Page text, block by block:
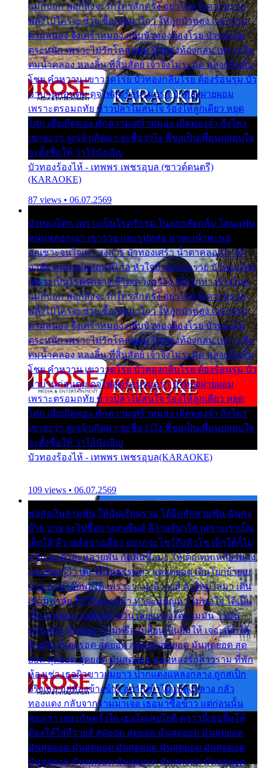
แม่ก็บอก พ่อก็สั่งจะรักใครสักครั้ง อย่าไปหวังความรวย
พลั้งไปใครจะช่วย ซื้อเปลมาไกว ให้ลูกบัวทอง เวรกรรม
ตามสนอง จึงเศร้าหมอง กลีบบัวทองต้องโรย บัวทองไม่
ตระหนัก เพราะไม่รักโคลนตม บัวทองท้องกลม เพราะลืม
ตมน้ำคลอง หลงลิ้น ที่สิ้นสัตย์ เจ้าจึงไม่ระมัด หลงกลิ่นลิ้น
โชย คำหวาน เขาวาดโรย บัวทองกลีบโรย ต้องร้อนรุม บัว
มาบานก่อนตูม ดุจไฟสุมร้อนรุมอุรา บัวทองผ่ายผอม
เพราะตรอมฤทัย ข้าวปลาไม่สนใจ ร้องไห้ลูกเดียว หยุด
โศก เสียเถิดทอง พักความเศร้าหมอง เถิดทองจ๋า ถึงใคร
เขาจะว่า ลูกเจ้าเกิดมา จะชื่อว่าไง พี่ขอเป็นเพื่อนปลอบใจ
จะตั้งชื่อให้ ว่าไอ้บังเอิญ
บัวทองร้องไห้ - เทพพร เพชรอุบล (ซาวด์ดนตรี)
(KARAOKE)
87 views • 06.07.2569
บัวทองโศก เพราะเป็นโรครักรุม ในอกกลัดกลุ้ม โดนแฟน
หนุ่มหลอกเอา เขารวย และรูปหล่อ มาพะเน้าพะนอ
ออเซาะจนใจเบา สงสาร บัวทองเศร้า น้ำตาคลอเบ้า เฝ้า
อาลัย หนุ่มรูปหล่อหนีไกล หัวใจบัวทองระรวย บัวทองโศก
เพราะเป็นโรครักจาง ชีวิตเคว้งคว้าง เมื่อรักห่างร้างไกล
แม่ก็บอก พ่อก็สั่งจะรักใครสักครั้ง อย่าไปหวังความรวย
พลั้งไปใครจะช่วย ซื้อเปลมาไกว ให้ลูกบัวทอง เวรกรรม
ตามสนอง จึงเศร้าหมอง กลีบบัวทองต้องโรย บัวทองไม่
ตระหนัก เพราะไม่รักโคลนตม บัวทองท้องกลม เพราะลืม
ตมน้ำคลอง หลงลิ้น ที่สิ้นสัตย์ เจ้าจึงไม่ระมัด หลงกลิ่นลิ้น
โชย คำหวาน เขาวาดโรย บัวทองกลีบโรย ต้องร้อนรุม บัว
มาบานก่อนตูม ดุจไฟสุมร้อนรุมอุรา บัวทองผ่ายผอม
เพราะตรอมฤทัย ข้าวปลาไม่สนใจ ร้องไห้ลูกเดียว หยุด
โศก เสียเถิดทอง พักความเศร้าหมอง เถิดทองจ๋า ถึงใคร
เขาจะว่า ลูกเจ้าเกิดมา จะชื่อว่าไง พี่ขอเป็นเพื่อนปลอบใจ
จะตั้งชื่อให้ ว่าไอ้บังเอิญ
บัวทองร้องไห้ - เทพพร เพชรอุบล(KARAOKE)
109 views • 06.07.2569
พ่อส่งเงินสามพัน ให้ฉันเรียนราม ได้อีกสักสามพัน ฉันคง
บ๊าย บาย จะไปซื้อกางเกงยีนส์ ลีวายส์มาใส่ เพราะเราเป็น
เด็กใต้ ลีวายส์อย่างเดียว อยากจะโชว์ถึงหิวโซ เด็กใต้ก็ไม่
หวั่น ตกตัวละหลายพัน กัดฟันซื้อมา ให้เด็กเทพเหลียวมอง
และต้องรู้ว่า เด็กใต้ไม่ธรรมดา แต่สุดยอด เดินโยกย้ายเย
ยวน กวนโอ๊ยพอได้ เพราะว่านุ่งลีวายส์ ตัวใหม่ใส่มา เดิน
เข้ามหาลัย จิ๊กโก๊มองหน้า ท่าจะมีปัญหา ไม่พอใจ ได้เป็น
เรื่องแน่นอน แต่ฉันไม่หวั่น เลยแหลงใต้ถามมัน ว่ามัน
พรั่นพรือ มันตอบว่าไม่พรื่อ เปลี่ยนเป็นยิ้มให้ เจอะเด็กใต้
ด้วยกัน ก็เลยรอด สุดยอด สุดยอด สุดยอด มันสุดยอด สุด
ยอด สุดยอด สุดยอด มันสุดยอด แอบหลงรักสาวราม ที่พัก
ห้องเช่า เธอผิวขาวผมยาว ปากแดงแหลงกลาง ถูกสเป็ก
จริงเธอ อยู่ห้องข้างข้าง อยากเข้าไปแหลงกลาง กลัว
ทองแดง กลับจากรามมาเจอ เธอมาซื้อข้าว แต่ก่อนนั้น
สองเรา เจอะกันครั้งใด เธอไม่เคยไยดี คราวนี้เธอยิ้มให้
ต้องให้ใส่ลีวายส์ สุดยอด สุดยอด มันสุดยอด มันสุดยอด
มันสุดยอด มันสุดยอด มันสุดยอด มันสุดยอด มันสุดยอด
มันสุดยอด มันสุดยอด มันสุดยอด มันสุดยอด มันสุดยอด